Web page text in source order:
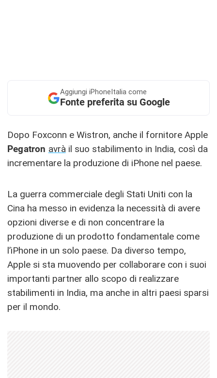
Aggiungi iPhoneItalia come
Fonte preferita su Google
Dopo Foxconn e Wistron, anche il fornitore Apple
Pegatron avràil suo stabilimento in India, così da
incrementare la produzione di iPhone nel paese.
La guerra commerciale degli Stati Uniti con la
Cina ha messo in evidenza la necessità di avere
opzioni diverse e di non concentrare la
produzione di un prodotto fondamentale come
l’iPhone in un solo paese. Da diverso tempo,
Apple si sta muovendo per collaborare con i suoi
importanti partner allo scopo di realizzare
stabilimenti in India, ma anche in altri paesi sparsi
per il mondo.